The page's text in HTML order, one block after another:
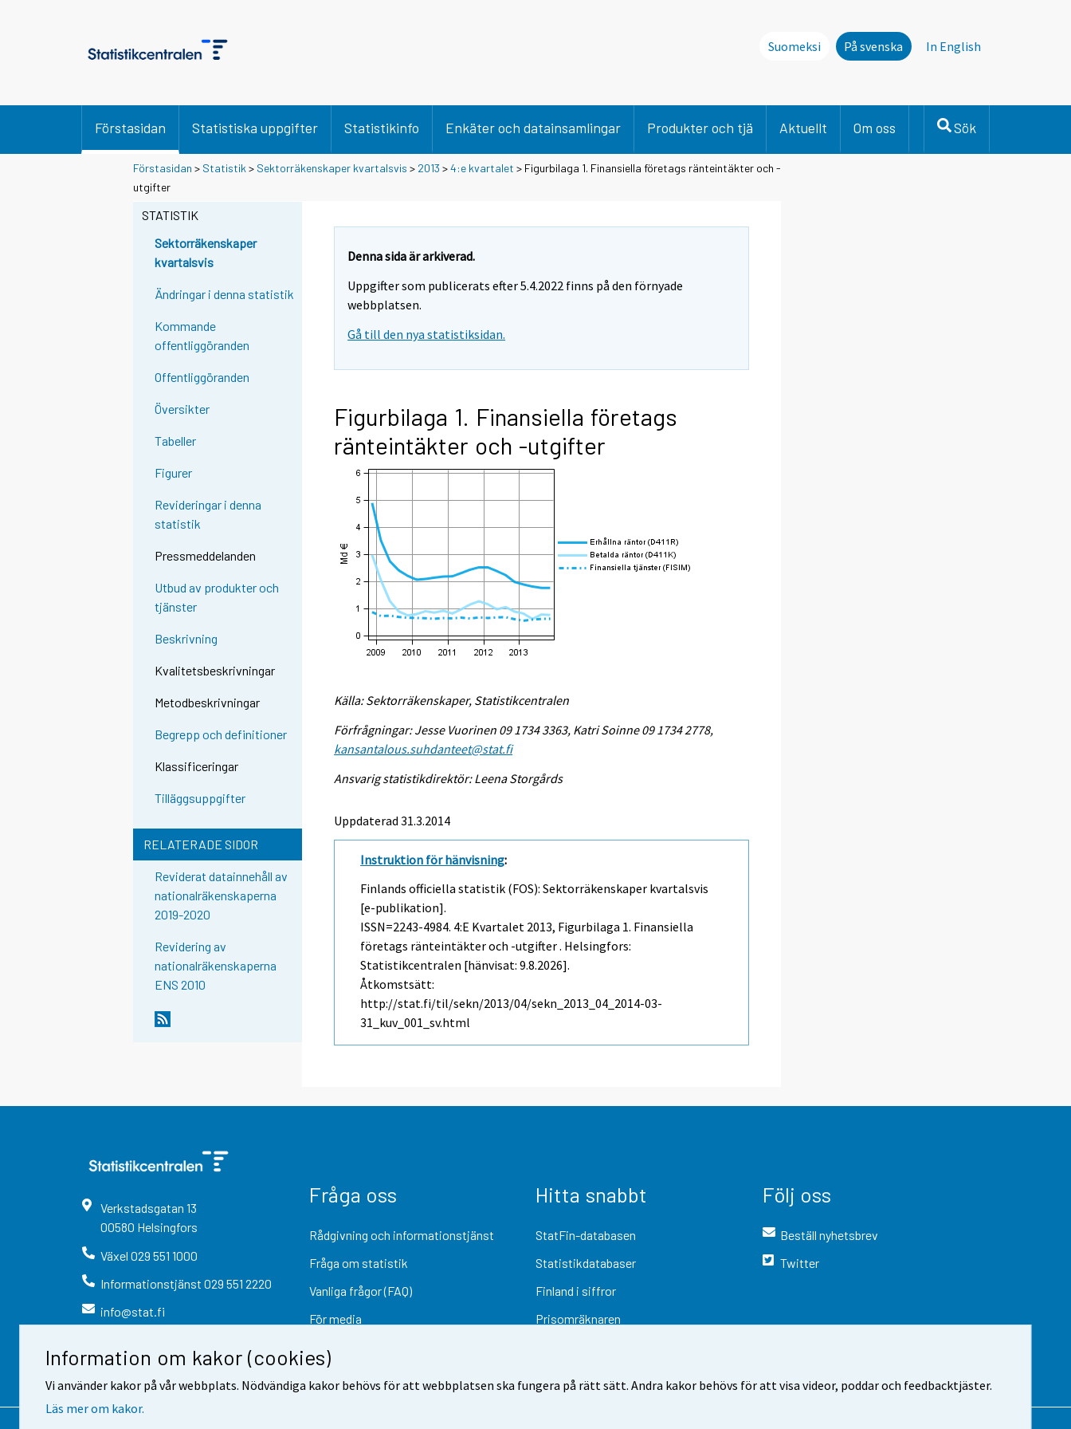
Information om kakor (cookies)
Vi använder kakor på vår webbplats. Nödvändiga kakor behövs för att webbplatsen ska fungera på rätt sätt. Andra kakor behövs för att visa videor, poddar och feedbacktjäster.
Läs mer om kakor.
Suomeksi På svenska In English
Förstasidan Statistiska uppgifter Statistikinfo Enkäter och datainsamlingar Produkter och tjä Aktuellt Om oss Sök
Förstasidan > Statistik > Sektorräkenskaper kvartalsvis > 2013 >4:e kvartalet > Figurbilaga 1. Finansiella företags ränteintäkter och -
utgifter
STATISTIK
Sektorräkenskaper
kvartalsvis
Ändringar i denna statistik
Kommande
offentliggöranden
Offentliggöranden
Översikter
Tabeller
Figurer
Revideringar i denna
statistik
Pressmeddelanden
Utbud av produkter och
tjänster
Beskrivning
Kvalitetsbeskrivningar
Metodbeskrivningar
Begrepp och definitioner
Klassificeringar
Tilläggsuppgifter
RELATERADE SIDOR
Reviderat datainnehåll av
nationalräkenskaperna
2019-2020
Revidering av
nationalräkenskaperna
ENS 2010
Denna sida är arkiverad.
Uppgifter som publicerats efter 5.4.2022 finns på den förnyade
webbplatsen.
Gå till den nya statistiksidan.
Figurbilaga 1. Finansiella företags
ränteintäkter och -utgifter
Källa: Sektorräkenskaper, Statistikcentralen
Förfrågningar: Jesse Vuorinen 09 1734 3363, Katri Soinne 09 1734 2778,
kansantalous.suhdanteet@stat.fi
Ansvarig statistikdirektör: Leena Storgårds
Uppdaterad 31.3.2014
Instruktion för hänvisning:
Finlands officiella statistik (FOS): Sektorräkenskaper kvartalsvis
[e-publikation].
ISSN=2243-4984. 4:e Kvartalet 2013, Figurbilaga 1. Finansiella
företags ränteintäkter och -utgifter . Helsingfors:
Statistikcentralen [hänvisat: 9.8.2026].
Åtkomstsätt:
http://stat.fi/til/sekn/2013/04/sekn_2013_04_2014-03-
31_kuv_001_sv.html
Verkstadsgatan 13
00580 Helsingfors
Växel 029 551 1000
Informationstjänst 029 551 2220
info@stat.fi
Fråga oss
Rådgivning och informationstjänst
Fråga om statistik
Vanliga frågor (FAQ)
För media
Hitta snabbt
StatFin-databasen
Statistikdatabaser
Finland i siffror
Prisomräknaren
Följ oss
Beställ nyhetsbrev
Twitter